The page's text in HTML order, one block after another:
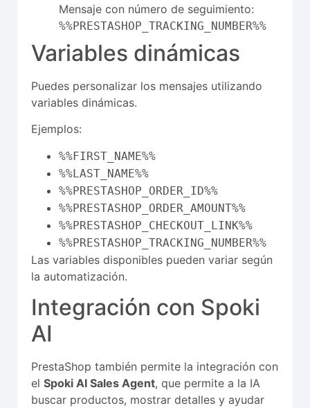
Mensaje con número de seguimiento:
%%PRESTASHOP_TRACKING_NUMBER%%
Variables dinámicas
Puedes personalizar los mensajes utilizando
variables dinámicas.
Ejemplos:
%%FIRST_NAME%%
%%LAST_NAME%%
%%PRESTASHOP_ORDER_ID%%
%%PRESTASHOP_ORDER_AMOUNT%%
%%PRESTASHOP_CHECKOUT_LINK%%
%%PRESTASHOP_TRACKING_NUMBER%%
Las variables disponibles pueden variar según
la automatización.
Integración con Spoki
AI
PrestaShop también permite la integración con
el Spoki AI Sales Agent, que permite a la IA
buscar productos, mostrar detalles y ayudar